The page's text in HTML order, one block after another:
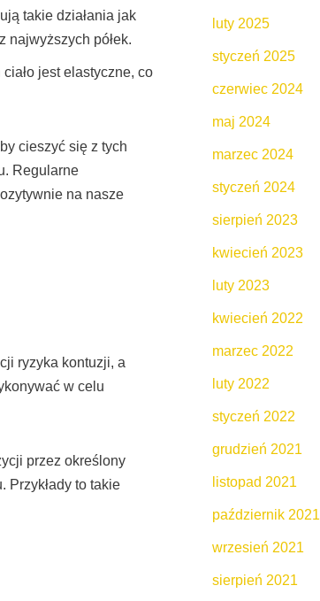
takie działania jak
najwyższych półek.
jest elastyczne, co
cieszyć się z tych
Regularne
na nasze
ryzyka kontuzji, a
w celu
przez określony
Przykłady to takie
luty 2025
styczeń 2025
czerwiec 2024
maj 2024
marzec 2024
styczeń 2024
sierpień 2023
kwiecień 2023
luty 2023
kwiecień 2022
marzec 2022
luty 2022
styczeń 2022
grudzień 2021
listopad 2021
październik 2021
wrzesień 2021
sierpień 2021